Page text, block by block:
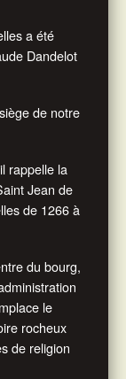
a été
Dandelot
de notre
rappelle la
Jean de
de 1266 à
du bourg,
le
rocheux
de religion